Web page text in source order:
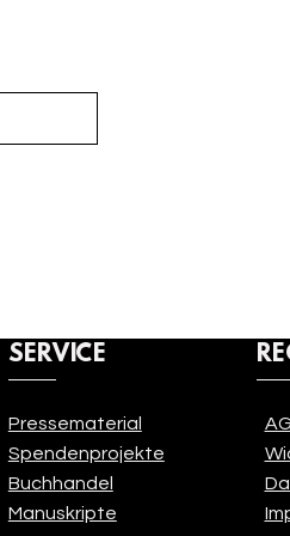
SERVICE
Pressematerial
Spendenprojekte
Buchhandel
Manuskripte